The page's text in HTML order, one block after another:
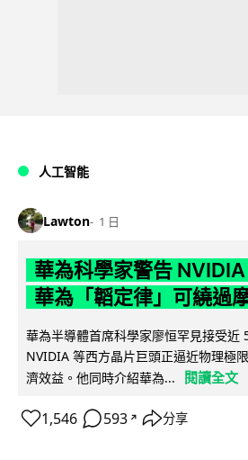
人工智能
Lawton 1 日
華為科學家警告
華為「韜定律」可繞過
華為半導體首席科學家廖恒罕見接受近
NVIDIA 等西方晶片巨頭正逼近物理極
濟效益。他同時介紹華為...
閱讀全文
1,546 593 ↗ 分享